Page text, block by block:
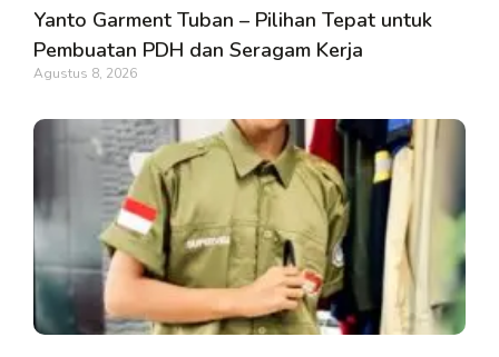
Yanto Garment Tuban – Pilihan Tepat untuk
Pembuatan PDH dan Seragam Kerja
Agustus 8, 2026